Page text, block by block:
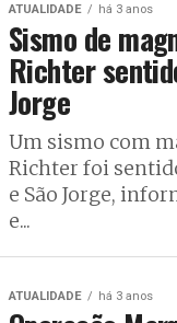
ATUALIDADE há 3 anos
Sismo de
Richter
Jorge
Um sismo com
Richter foi
e São Jorge,
e...
ATUALIDADE há 3 anos